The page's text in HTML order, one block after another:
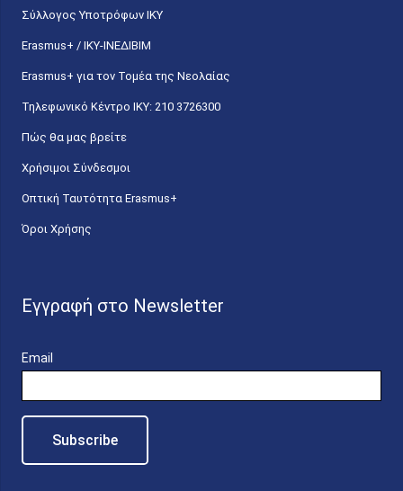
Σύλλογος Υποτρόφων ΙΚΥ
Erasmus+ / ΙΚΥ-ΙΝΕΔΙΒΙΜ
Erasmus+ για τον Τομέα της Νεολαίας
Τηλεφωνικό Κέντρο IKY: 210 3726300
Πώς θα μας βρείτε
Χρήσιμοι Σύνδεσμοι
Οπτική Ταυτότητα Erasmus+
Όροι Χρήσης
Εγγραφή στο Newsletter
Email